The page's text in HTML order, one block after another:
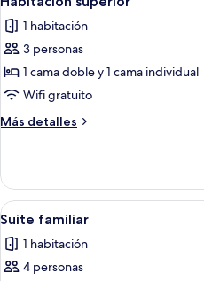
todas
las
fotos
de
Habitación
superior
1 habitación
3 personas
1 cama doble y 1 cama individual
Wifi gratuito
Más detalles
Más
superior
Abrir
todas
las
fotos
7
Suite familiar
1 habitación
4 personas